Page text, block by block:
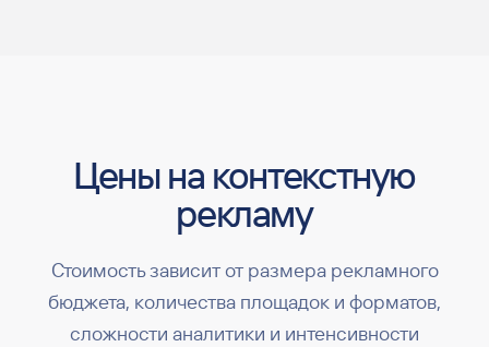
Цены на контекстную
рекламу
Стоимость зависит от размера рекламного
бюджета, количества площадок и форматов,
сложности аналитики и интенсивности